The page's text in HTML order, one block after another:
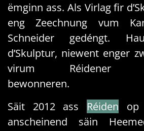
ëmginn ass. Als Virlag fir
eng Zeechnung vum
Schneider gedéngt.
d’Skulptur, niewent enger
virum Réidener
bewonneren.
Säit 2012 ass Réiden op
anscheinend säin